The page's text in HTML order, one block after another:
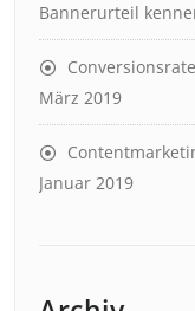
Bannerurteil
März 2019
Januar 2019